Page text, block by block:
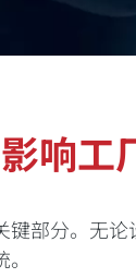
响工
部分。无